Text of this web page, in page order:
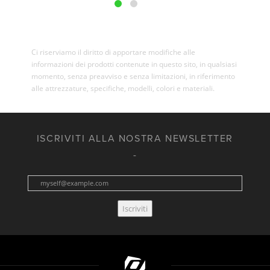
Ci riserviamo il diritto di apportare modifiche alle
informazioni dei prodotti contenute in questo sito, in qualsiasi
momento, senza preavviso e senza limitazioni, in riferimento
alle attrezzature, specifiche, modelli, colori e materiali.
ISCRIVITI ALLA NOSTRA NEWSLETTER
Iscriviti